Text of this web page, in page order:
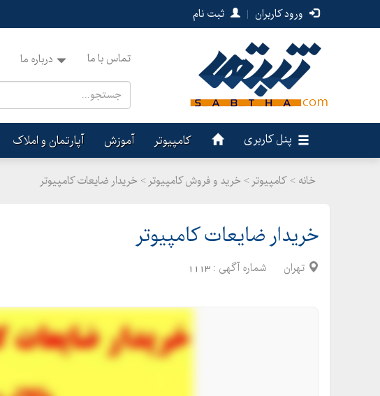
ورود کاربران | ثبت نام
تماس با ما درباره ما
پنل کاربری کامپیوتر آموزش آپارتمان و املاک
خانه > کامپیوتر > خرید و فروش کامپیوتر > خریدار ضایعات کامپیوتر
خریدار ضایعات کامپیوتر
تهران شماره آگهی : 1113